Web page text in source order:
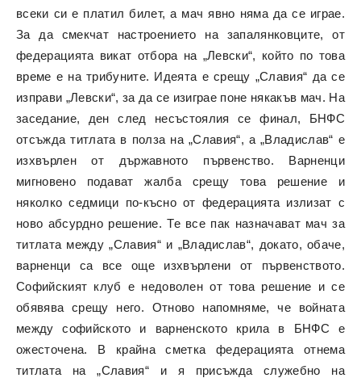
всеки си е платил билет, а мач явно няма да се играе.
За да смекчат настроението на запалянковците, от
федерацията викат отбора на „Левски“, който по това
време е на трибуните. Идеята е срещу „Славия“ да се
изправи „Левски“, за да се изиграе поне някакъв мач. На
заседание, ден след несъстоялия се финал, БНФС
отсъжда титлата в полза на „Славия“, а „Владислав“ е
изхвърлен от държавното първенство. Варненци
мигновено подават жалба срещу това решение и
няколко седмици по-късно от федерацията излизат с
ново абсурдно решение. Те все пак назначават мач за
титлата между „Славия“ и „Владислав“, докато, обаче,
варненци са все още изхвърлени от първенството.
Софийският клуб е недоволен от това решение и се
обявява срещу него. Отново напомняме, че войната
между софийското и варненското крила в БНФС е
ожесточена. В крайна сметка федерацията отнема
титлата на „Славия“ и я присъжда служебно на